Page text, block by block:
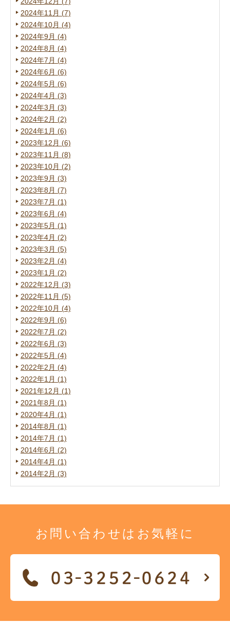
2024年11月 (7)
2024年10月 (4)
2024年9月 (4)
2024年8月 (4)
2024年7月 (4)
2024年6月 (6)
2024年5月 (6)
2024年4月 (3)
2024年3月 (3)
2024年2月 (2)
2024年1月 (6)
2023年12月 (6)
2023年11月 (8)
2023年10月 (2)
2023年9月 (3)
2023年8月 (7)
2023年7月 (1)
2023年6月 (4)
2023年5月 (1)
2023年4月 (2)
2023年3月 (5)
2023年2月 (4)
2023年1月 (2)
2022年12月 (3)
2022年11月 (5)
2022年10月 (4)
2022年9月 (6)
2022年7月 (2)
2022年6月 (3)
2022年5月 (4)
2022年2月 (4)
2022年1月 (1)
2021年12月 (1)
2021年8月 (1)
2020年4月 (1)
2014年8月 (1)
2014年7月 (1)
2014年6月 (2)
2014年4月 (1)
2014年2月 (3)
お問い合わせは お気軽に